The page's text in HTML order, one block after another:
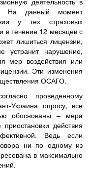
На данный момент
у тех страховых
в течение 12 месяцев с
лишиться лицензии,
устранит нарушение,
мер воздействия или
Эти изменения
ОСАГО.
проведенному
Украина опросу, все
обоснованы – мера
действия
Ведь если
ни по одному из
в максимально